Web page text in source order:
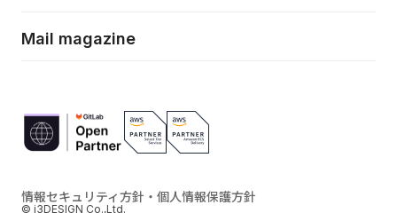
Mail magazine
情報セキュリティ方針・個人情報保護方針
© i3DESIGN Co.,Ltd.